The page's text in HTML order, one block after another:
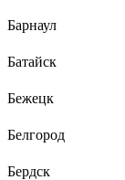
Барнаул
Батайск
Бежецк
Белгород
Бердск